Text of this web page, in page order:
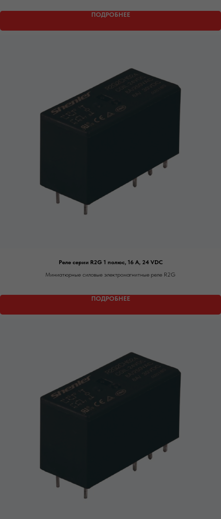
ПОДРОБНЕЕ
Реле серии R2G 1 полюс, 16 А, 24 VDC
Миниатюрные силовые электромагнитные реле R2G
ПОДРОБНЕЕ